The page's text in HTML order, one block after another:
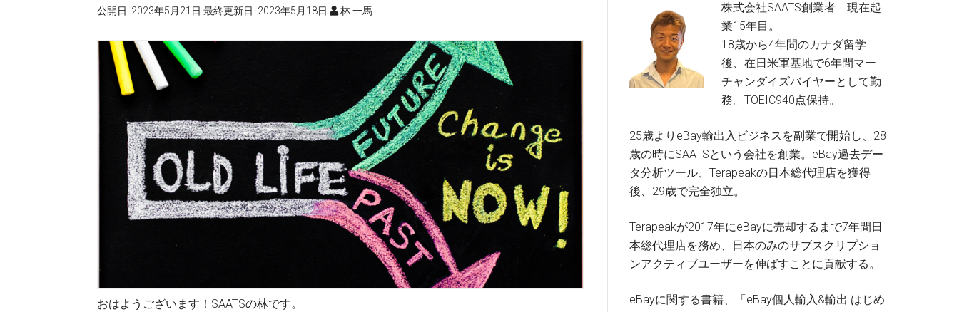
公開日: 2023年5月21日 最終更新日: 2023年5月18日 林 一馬
おはようございます！SAATSの林です。
株式会社SAATS創業者 現在起
業15年目。
18歳から4年間のカナダ留学
後、在日米軍基地で6年間マー
チャンダイズバイヤーとして勤
務。TOEIC940点保持。
25歳よりeBay輸出入ビジネスを副業で開始し、28
歳の時にSAATSという会社を創業。eBay過去デー
タ分析ツール、Terapeakの日本総代理店を獲得
後、29歳で完全独立。
Terapeakが2017年にeBayに売却するまで7年間日
本総代理店を務め、日本のみのサブスクリプショ
ンアクティブユーザーを伸ばすことに貢献する。
eBayに関する書籍、「eBay個人輸入&輸出 はじめ